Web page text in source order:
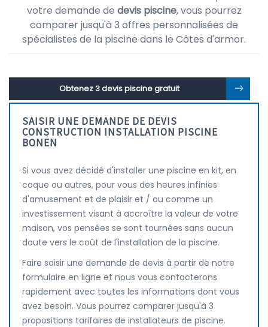
votre demande de devis piscine, vous pourrez
comparer jusqu'à 3 offres personnalisées de
spécialistes de la piscine dans le Côtes d'armor.
Obtenez 3 devis piscine gratuit
SAISIR UNE DEMANDE DE DEVIS
CONSTRUCTION INSTALLATION PISCINE
BONEN
Si vous avez décidé d'installer une piscine en kit, en
coque ou autres, pour vous des heures infinies
d'amusement et de plaisir et / ou comme un
investissement visant à accroître la valeur de votre
maison, vos pensées se sont tournées sans aucun
doute vers le coût de l'installation de la piscine.
Faire saisir une demande de devis à partir de notre
formulaire en ligne et nous vous contacterons
rapidement avec toutes les informations dont vous
avez besoin. Vous pourrez comparer jusqu'à 3
propositions tarifaires de installateurs de piscine.